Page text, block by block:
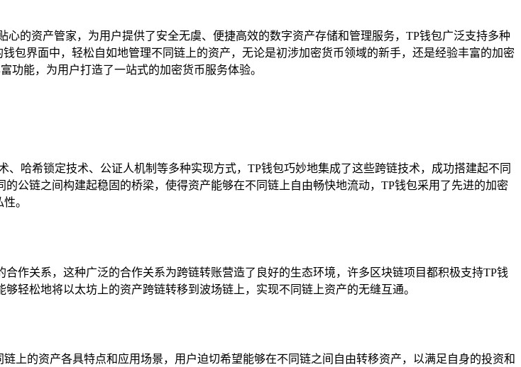
的资产管家，为用户提供了安全无虞、便捷高效的数字资产存储和管理服务，TP钱包广泛支持多种
包界面中，轻松自如地管理不同链上的资产，无论是初涉加密货币领域的新手，还是经验丰富的加密
功能，为用户打造了一站式的加密货币服务体验。
哈希锁定技术、公证人机制等多种实现方式，TP钱包巧妙地集成了这些跨链技术，成功搭建起不同
公链之间构建起稳固的桥梁，使得资产能够在不同链上自由畅快地流动，TP钱包采用了先进的加密
。
作关系，这种广泛的合作关系为跨链转账营造了良好的生态环境，许多区块链项目都积极支持TP钱
轻松地将以太坊上的资产跨链转移到波场链上，实现不同链上资产的无缝互通。
上的资产各具特点和应用场景，用户迫切希望能够在不同链之间自由转移资产，以满足自身的投资和